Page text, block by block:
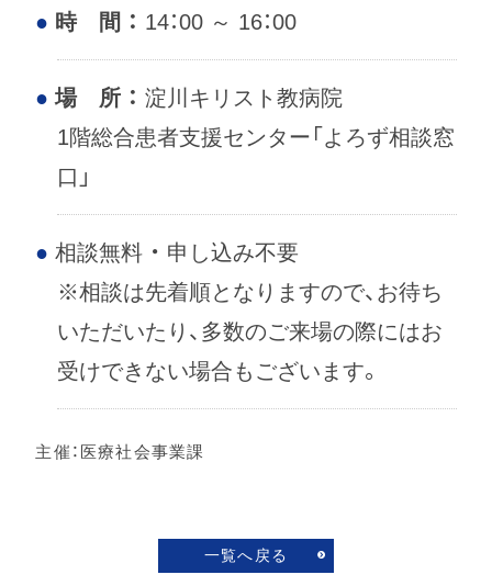
時 間 ： 14：00 ～ 16：00
場 所 ： 淀川キリスト教病院
1階総合患者支援センター「よろず相談窓
口」
相談無料 ・ 申し込み不要
※相談は先着順となりますので、お待ち
いただいたり、多数のご来場の際にはお
受けできない場合もございます。
主催：医療社会事業課
一覧へ戻る